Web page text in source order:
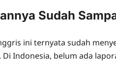
Sudah
ini ternyata sudah
Di Indonesia, belum ada